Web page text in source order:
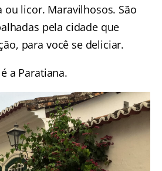
ou licor. Maravilhosos. São
pela cidade que
para você se deliciar.
a Paratiana.